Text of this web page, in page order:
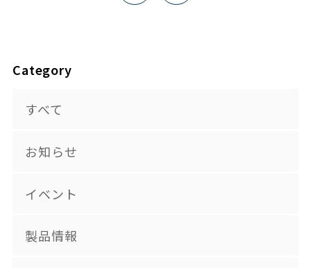
Category
すべて
お知らせ
イベント
製品情報